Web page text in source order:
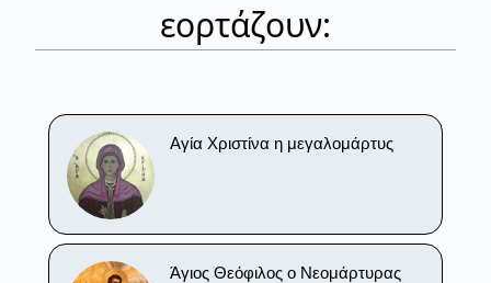
εορτάζουν:
Αγία Χριστίνα η μεγαλομάρτυς
Άγιος Θεόφιλος ο Νεομάρτυρας